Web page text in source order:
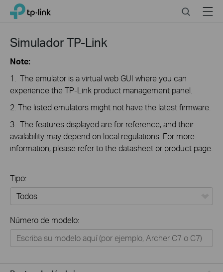
Click
navigation
TP-Link, Reliably Smart SearchMenu
Simulador TP-Link
Note:
1. The emulator is a virtual web GUI where you can
experience the TP-Link product management panel.
2. The listed emulators might not have the latest firmware.
3. The features displayed are for reference, and their
availability may depend on local regulations. For more
information, please refer to the datasheet or product page.
Tipo:
Hogar
Tapo
Negocios
Número de modelo: